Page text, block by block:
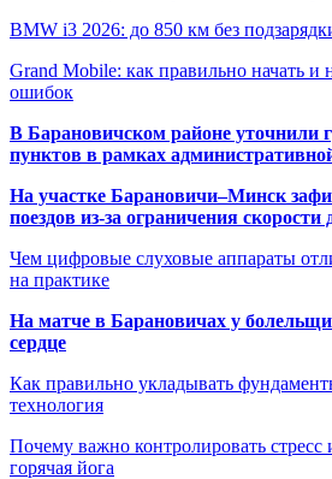
BMW i3 2026: до 850 км без
Grand Mobile: как правильно начать
ошибок
В Барановичском районе уточнили
пунктов в рамках
На участке Барановичи–Минск
поездов из-за ограничения
Чем цифровые слуховые аппараты
на практике
На матче в Барановичах у
сердце
Как правильно укладывать
технология
Почему важно контролировать стресс
горячая йога